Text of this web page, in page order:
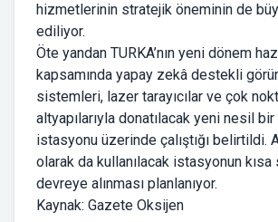
hizmetlerinin stratejik öneminin de
ediliyor.
Öte yandan TURKA’nın yeni dönem
kapsamında yapay zekâ destekli
sistemleri, lazer tarayıcılar ve çok
altyapılarıyla donatılacak yeni nesil
istasyonu üzerinde çalıştığı belirtildi.
olarak da kullanılacak istasyonun
devreye alınması planlanıyor.
Kaynak: Gazete Oksijen